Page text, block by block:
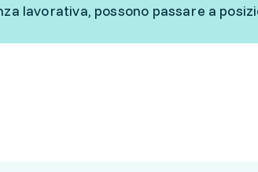
lavorativa, possono passare a